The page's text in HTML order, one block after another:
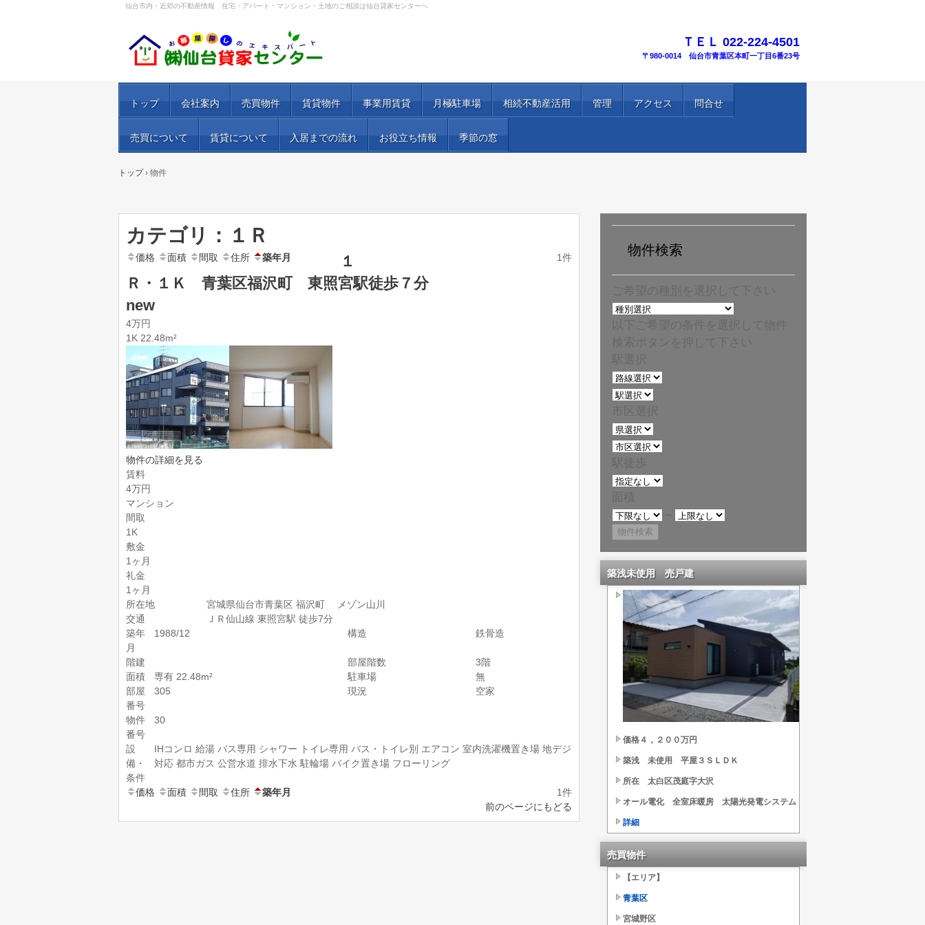
仙台市内・近郊の不動産情報 住宅・アパート・マンション・土地のご相談は仙台貸家センターへ
ＴＥＬ 022-224-4501
〒980-0014 仙台市青葉区本町一丁目6番23号
トップ 会社案内 売買物件 賃貸物件 事業用賃貸 月極駐車場 相続不動産活用 管理 アクセス 問合せ
売買について 賃貸について 入居までの流れ お役立ち情報 季節の窓
トップ › 物件
カテゴリ：１Ｒ
価格 面積 間取 住所 築年月 1件
１
Ｒ・１Ｋ 青葉区福沢町 東照宮駅徒歩７分
new
4万円
1K 22.48m²
物件の詳細を見る
賃料
4万円
マンション
間取
1K
敷金
1ヶ月
礼金
1ヶ月
所在地
宮城県仙台市青葉区 福沢町 メゾン山川
交通
ＪＲ仙山線 東照宮駅 徒歩7分
築年
月
1988/12 構造 鉄骨造
階建 部屋階数
3階
面積
専有 22.48m² 駐車場
無
部屋
番号
305 現況 空家
物件
番号
30
設
備・
条件
IHコンロ 給湯 バス専用 シャワー トイレ専用 バス・トイレ別 エアコン 室内洗濯機置き場 地デジ
対応 都市ガス 公営水道 排水下水 駐輪場 バイク置き場 フローリング
価格 面積 間取 住所 築年月
1件
前のページにもどる
物件検索
築浅未使用 売戸建
価格４，２００万円
築浅 未使用 平屋３ＳＬＤＫ
所在 太白区茂庭字大沢
オール電化 全室床暖房 太陽光発電システム
詳細
売買物件
【エリア】
青葉区
宮城野区